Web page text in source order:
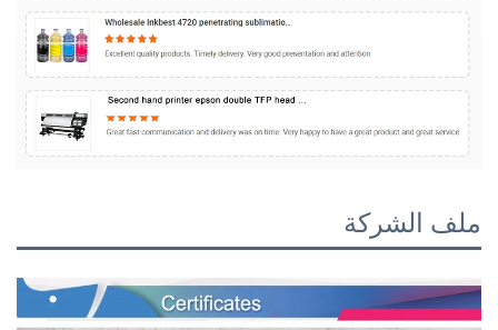
ملف الشركة